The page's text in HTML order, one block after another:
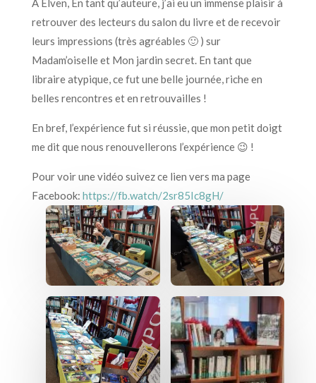
A Elven, En tant qu’auteure, j’ai eu un immense plaisir à
retrouver des lecteurs du salon du livre et de recevoir
leurs impressions (très agréables 🙂 ) sur
Madam’oiselle et Mon jardin secret. En tant que
libraire atypique, ce fut une belle journée, riche en
belles rencontres et en retrouvailles !
En bref, l’expérience fut si réussie, que mon petit doigt
me dit que nous renouvellerons l’expérience 😉 !
Pour voir une vidéo suivez ce lien vers ma page
Facebook: https://fb.watch/2sr85Ic8gH/